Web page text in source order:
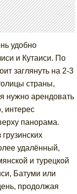
удобно
и Кутаиси. По
заглянуть на 2-3
страны,
нужно арендовать
интерес
панорама.
удалённый,
и турецкой
Батуми или
продолжая